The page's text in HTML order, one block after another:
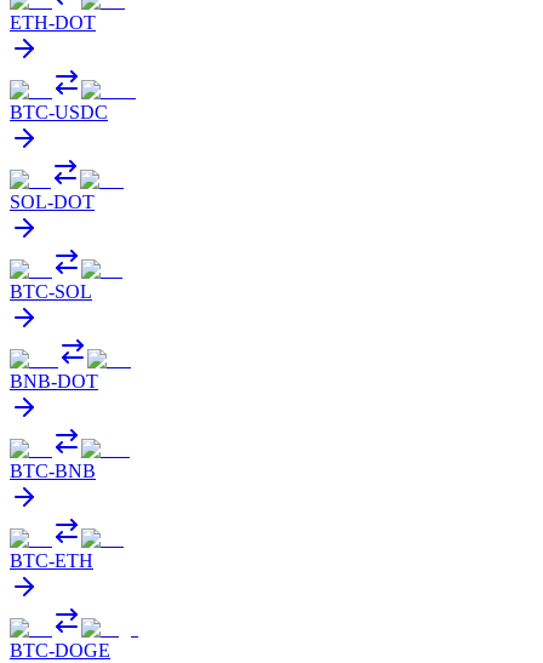
ETH-DOT
BTC-USDC
SOL-DOT
BTC-SOL
BNB-DOT
BTC-BNB
BTC-ETH
BTC-DOGE